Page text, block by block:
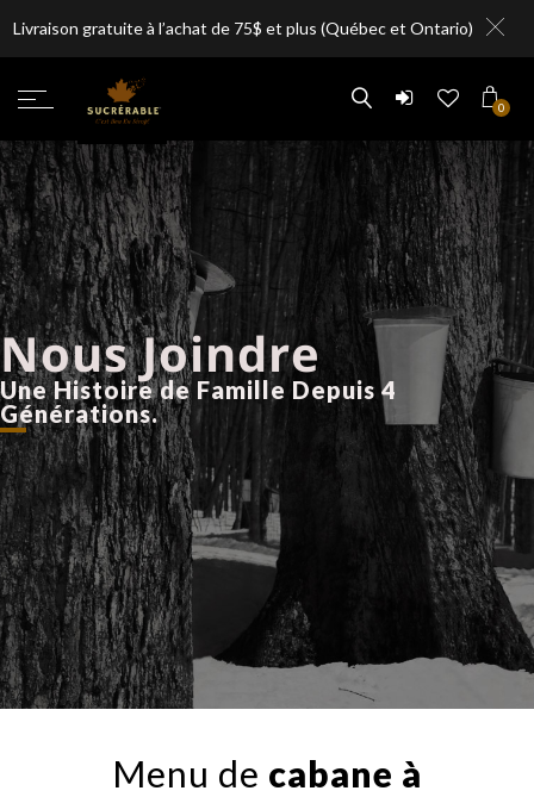
Livraison gratuite à l’achat de 75$ et plus (Québec et Ontario)
0
Nous Joindre
Une Histoire de Famille Depuis 4
Générations.
Menu de cabane à